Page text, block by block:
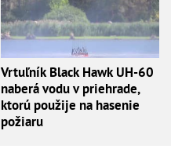
Vrtuľník Black Hawk UH-60
naberá vodu v priehrade,
ktorú použije na hasenie
požiaru